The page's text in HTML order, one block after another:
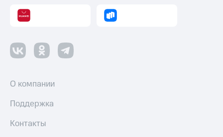
О компании
Поддержка
Контакты